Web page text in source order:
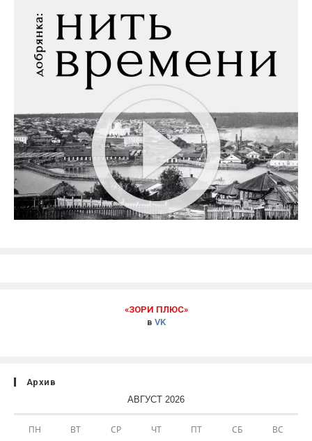
«ЗОРИ ПЛЮС»
в VK
Архив
АВГУСТ 2026
ПН ВТ СР ЧТ ПТ СБ ВС